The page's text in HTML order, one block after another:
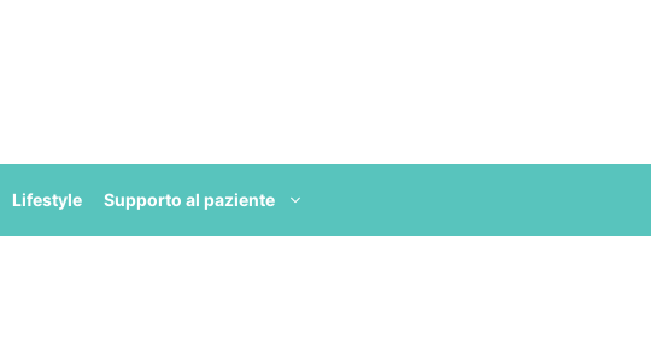
Lifestyle Supporto al paziente